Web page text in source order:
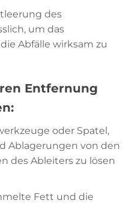
des
um das
Abfälle wirksam zu
Entfernung
oder Spatel,
Ablagerungen von den
des Ableiters zu lösen
Fett und die